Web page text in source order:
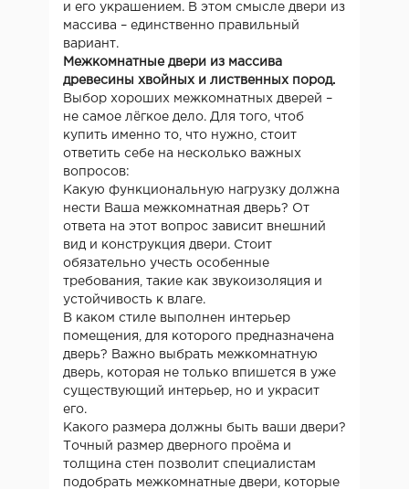
и его украшением. В этом смысле двери из
массива – единственно правильный
вариант.
Межкомнатные двери из массива
древесины хвойных и лиственных пород.
Выбор хороших межкомнатных дверей –
не самое лёгкое дело. Для того, чтоб
купить именно то, что нужно, стоит
ответить себе на несколько важных
вопросов:
Какую функциональную нагрузку должна
нести Ваша межкомнатная дверь? От
ответа на этот вопрос зависит внешний
вид и конструкция двери. Стоит
обязательно учесть особенные
требования, такие как звукоизоляция и
устойчивость к влаге.
В каком стиле выполнен интерьер
помещения, для которого предназначена
дверь? Важно выбрать межкомнатную
дверь, которая не только впишется в уже
существующий интерьер, но и украсит
его.
Какого размера должны быть ваши двери?
Точный размер дверного проёма и
толщина стен позволит специалистам
подобрать межкомнатные двери, которые